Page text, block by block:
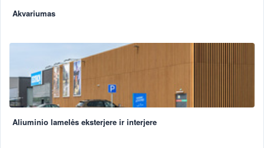
Akvariumas
Aliuminio lamelės eksterjere ir interjere